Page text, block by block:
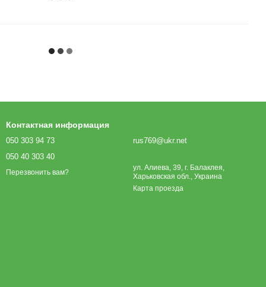
Контактная информация
050 303 94 73
050 40 303 40
Перезвонить вам?
rus769@ukr.net
ул. Алиева, 39, г. Балаклея,
Харьковская обл., Украина
Карта проезда